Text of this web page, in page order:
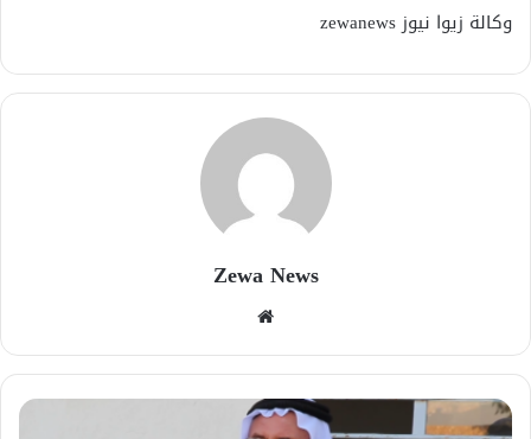
وكالة زيوا نيوز zewanews
Zewa News